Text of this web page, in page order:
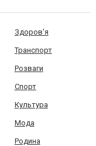
Здоров'я
Транспорт
Розваги
Спорт
Культура
Мода
Родина